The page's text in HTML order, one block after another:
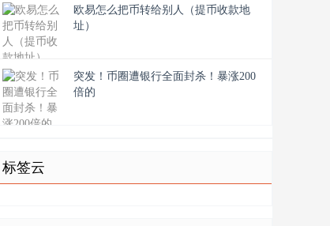
欧易怎么把币转给别人（提币收款地
址）
突发！币圈遭银行全面封杀！暴涨200
倍的
标签云